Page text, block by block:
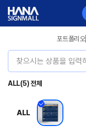
포트폴리오
ALL(5) 전체
ALL